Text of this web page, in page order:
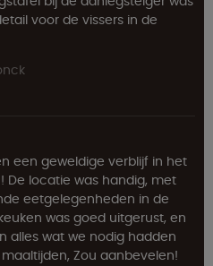
voor de vissers in de
een geweldige verblijf in het
De locatie was handig, met
eetgelegenheden in de
was goed uitgerust, en
alles wat we nodig hadden
Zou aanbevelen!